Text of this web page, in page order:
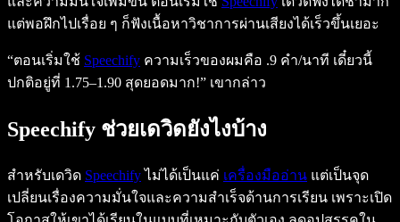
แต่พอฝึกไปเรื่อย ๆ ก็ฟังเนื้อหาวิชาการผ่านเสียงได้เร็วขึ้นเยอะ
“ตอนเริ่มใช้ Speechify ความเร็วของผมคือ .9 คำ/นาที เดี๋ยวนี้
ปกติอยู่ที่ 1.75–1.90 สุดยอดมาก!” เขากล่าว
Speechify ช่วยเดวิดยังไงบ้าง
สำหรับเดวิด Speechifyไม่ได้เป็นแค่ เครื่องมืออ่าน แต่เป็นจุด
เปลี่ยนเรื่องความมั่นใจและความสำเร็จด้านการเรียน เพราะเปิด